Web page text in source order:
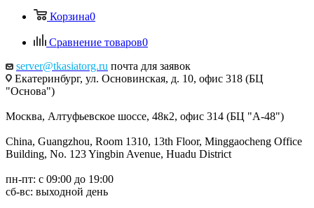
Корзина0
Сравнение товаров0
server@tkasiatorg.ru почта для заявок
Екатеринбург, ул. Основинская, д. 10, офис 318 (БЦ
"Основа")
Москва, Алтуфьевское шоссе, 48к2, офис 314 (БЦ "А-48")
China, Guangzhou, Room 1310, 13th Floor, Minggaocheng Office
Building, No. 123 Yingbin Avenue, Huadu District
пн-пт: с 09:00 до 19:00
сб-вс: выходной день